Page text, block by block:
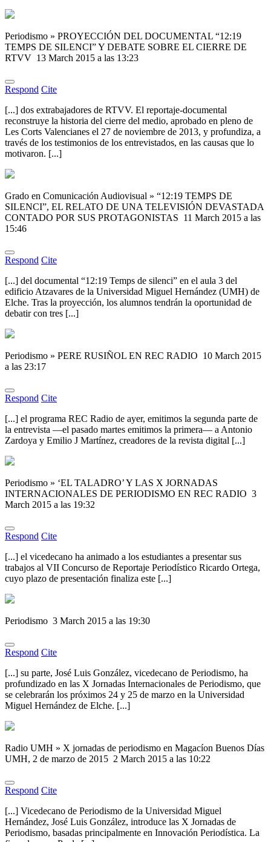
Periodismo » PROYECCIÓN DEL DOCUMENTAL “12:19
TEMPS DE SILENCI” Y DEBATE SOBRE EL CIERRE DE
RTVV 13 March 2015 a las 13:23
Respond Cite
[...] dos extrabajadores de RTVV. El reportaje-documental
reconstruye la historia del cierre del medio, aprobado en pleno de
Les Corts Valencianes el 27 de noviembre de 2013, y profundiza, a
través de los testimonios de los entrevistados, en las causas que lo
motivaron. [...]
Grado en Comunicación Audiovisual » “12:19 TEMPS DE
SILENCI”, EL RELATO DE UNA TELEVISIÓN DEVASTADA
CONTADO POR SUS PROTAGONISTAS 11 March 2015 a las
15:46
Respond Cite
[...] del documental “12:19 Temps de silenci” en el aula 3 del
edificio Atzavares de la Universidad Miguel Hernández (UMH) de
Elche. Tras la proyección, los alumnos tendrán la oportunidad de
debatir con tres [...]
Periodismo » PERE RUSIÑOL EN REC RADIO 10 March 2015
a las 23:17
Respond Cite
[...] el programa REC Radio de ayer, emitimos la segunda parte de
la entrevista —el pasado martes emitimos la primera— a Antonio
Zardoya y Emilio J Martínez, creadores de la revista digital [...]
Periodismo » ‘EL TALADRO’ Y LAS X JORNADAS
INTERNACIONALES DE PERIODISMO EN REC RADIO 3
March 2015 a las 19:32
Respond Cite
[...] el vicedecano ha animado a los estudiantes a presentar sus
trabajos al VII Concurso de Reportaje Periodístico Ricardo Ortega,
cuyo plazo de presentación finaliza este [...]
Periodismo 3 March 2015 a las 19:30
Respond Cite
[...] su parte, José Luis González, vicedecano de Periodismo, ha
profundizado en las X Jornadas Internacionales de Periodismo, que
se celebrarán los próximos 24 y 25 de marzo en la Universidad
Miguel Hernández de Elche. [...]
Radio UMH » X jornadas de periodismo en Magacíon Buenos Días
UMH, 2 de marzo de 2015 2 March 2015 a las 10:22
Respond Cite
[...] Vicedecano de Periodismo de la Universidad Miguel
Hernández, José Luis González, introduce las X Jornadas de
Periodismo, basadas principalmente en Innovación Periodística. La